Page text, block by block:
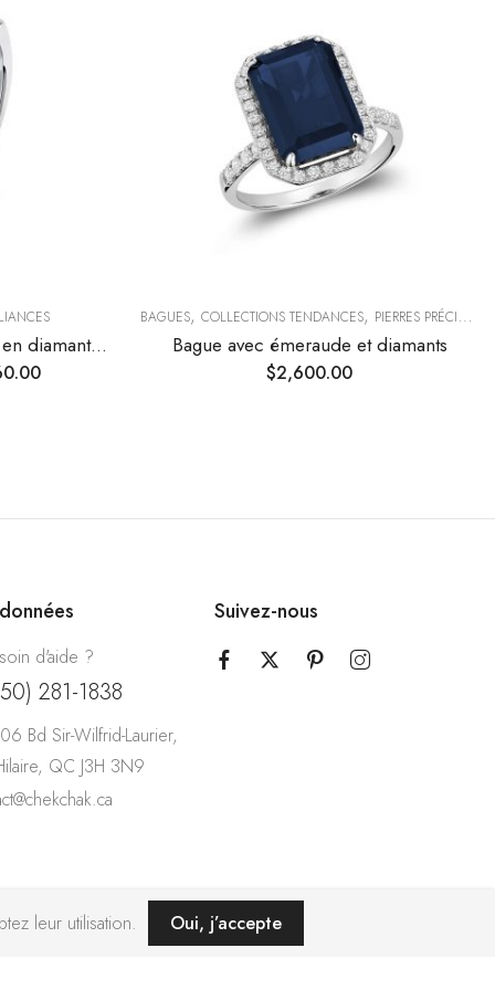
Bague de fiançailles solitaire en diamant torsadée
BAGUES, COLLECTIONS TENDANCES, PIERRES PRÉCIEUSES
Bague avec émeraude et diamants
$2,600.00
d'aide ?
281-1838
Bd Sir-Wilfrid-Laurier,
QC J3H 3N9
Suivez-nous
leur utilisation. Oui, j’accepte